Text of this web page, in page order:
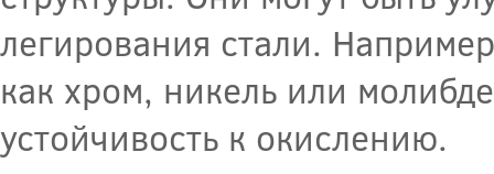
легирования стали.
как хром, никель или
устойчивость к окислению.